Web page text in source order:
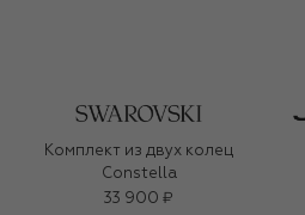
Комплект из двух колец
Constella
33 900 ₽